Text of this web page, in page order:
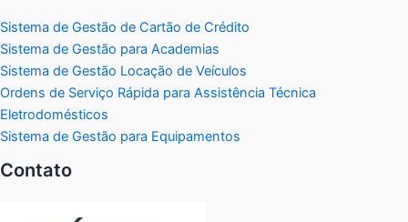
Sistema de Gestão de Cartão de Crédito
Sistema de Gestão para Academias
Sistema de Gestão Locação de Veículos
Ordens de Serviço Rápida para Assistência Técnica
Eletrodomésticos
Sistema de Gestão para Equipamentos
Contato